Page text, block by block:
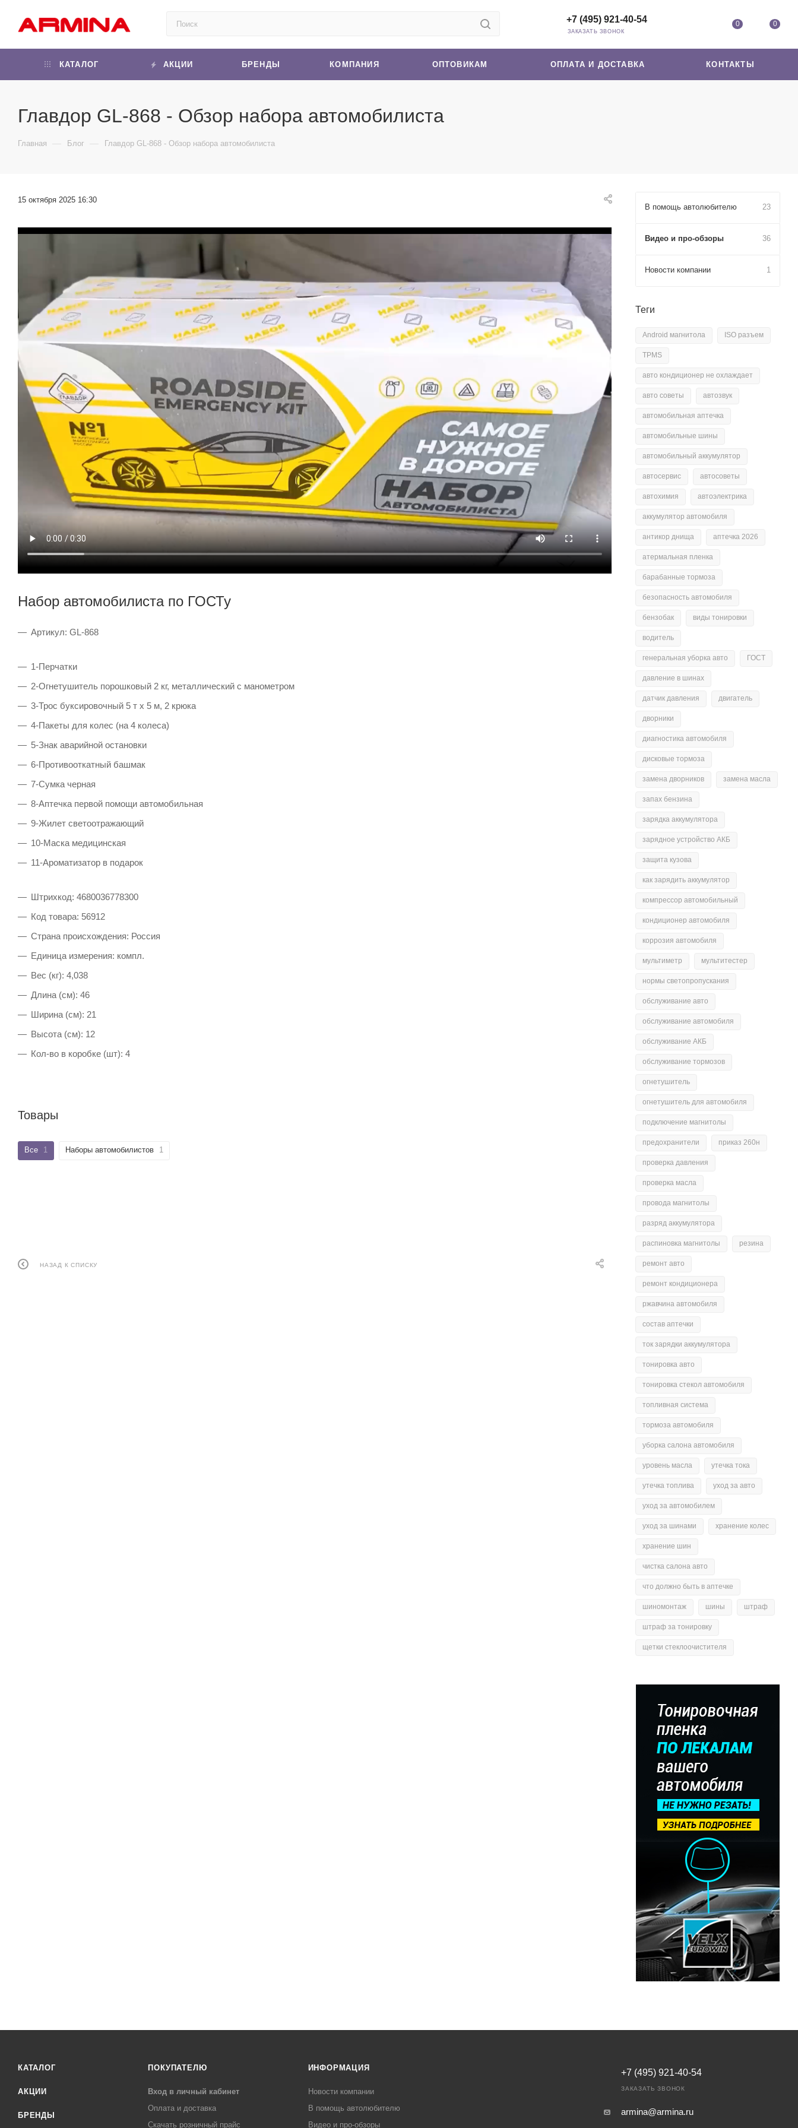
0 0
+7 (495) 921-40-54
ЗАКАЗАТЬ ЗВОНОК
КАТАЛОГ АКЦИИ БРЕНДЫ КОМПАНИЯ ОПТОВИКАМ ОПЛАТА И ДОСТАВКА КОНТАКТЫ
Главдор GL-868 - Обзор набора автомобилиста
Главная — Блог — Главдор GL-868 - Обзор набора автомобилиста
15 октября 2025 16:30
Набор автомобилиста по ГОСТу
Артикул: GL-868
1-Перчатки
2-Огнетушитель порошковый 2 кг, металлический с манометром
3-Трос буксировочный 5 т х 5 м, 2 крюка
4-Пакеты для колес (на 4 колеса)
5-Знак аварийной остановки
6-Противооткатный башмак
7-Сумка черная
8-Аптечка первой помощи автомобильная
9-Жилет светоотражающий
10-Маска медицинская
11-Ароматизатор в подарок
Штрихкод: 4680036778300
Код товара: 56912
Страна происхождения: Россия
Единица измерения: компл.
Вес (кг): 4,038
Длина (см): 46
Ширина (см): 21
Высота (см): 12
Кол-во в коробке (шт): 4
Товары
Все 1 Наборы автомобилистов 1
НАЗАД К СПИСКУ
В помощь автолюбителю 23
Видео и про-обзоры 36
Новости компании 1
Теги
Android магнитола ISO разъем
TPMS
авто кондиционер не охлаждает
авто советы автозвук
автомобильная аптечка
автомобильные шины
автомобильный аккумулятор
автосервис автосоветы
автохимия автоэлектрика
аккумулятор автомобиля
антикор днища аптечка 2026
атермальная пленка
барабанные тормоза
безопасность автомобиля
бензобак виды тонировки
водитель
генеральная уборка авто ГОСТ
давление в шинах
датчик давления двигатель
дворники
диагностика автомобиля
дисковые тормоза
замена дворников замена масла
запах бензина
зарядка аккумулятора
зарядное устройство АКБ
защита кузова
как зарядить аккумулятор
компрессор автомобильный
кондиционер автомобиля
коррозия автомобиля
мультиметр мультитестер
нормы светопропускания
обслуживание авто
обслуживание автомобиля
обслуживание АКБ
обслуживание тормозов
огнетушитель
огнетушитель для автомобиля
подключение магнитолы
предохранители приказ 260н
проверка давления
проверка масла
провода магнитолы
разряд аккумулятора
распиновка магнитолы резина
ремонт авто
ремонт кондиционера
ржавчина автомобиля
состав аптечки
ток зарядки аккумулятора
тонировка авто
тонировка стекол автомобиля
топливная система
тормоза автомобиля
уборка салона автомобиля
уровень масла утечка тока
утечка топлива уход за авто
уход за автомобилем
уход за шинами хранение колес
хранение шин
чистка салона авто
что должно быть в аптечке
шиномонтаж шины штраф
штраф за тонировку
щетки стеклоочистителя
КАТАЛОГ
АКЦИИ
БРЕНДЫ
ПОКУПАТЕЛЮ
Вход в личный кабинет
Оплата и доставка
Скачать розничный прайс
ИНФОРМАЦИЯ
Новости компании
В помощь автолюбителю
Видео и про-обзоры
+7 (495) 921-40-54
ЗАКАЗАТЬ ЗВОНОК
armina@armina.ru